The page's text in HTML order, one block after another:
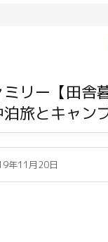
リー【田舎
泊旅とキャン
年11月20日